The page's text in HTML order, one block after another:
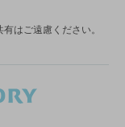
はご遠慮ください。